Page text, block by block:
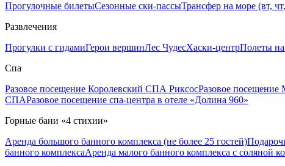
Прогулочные билетыСезонные ски-пассыТрансфер на море (вт,
Развлечения
Прогулки с гидамиГерои вершинЛес ЧудесХаски-центрПолеты
Спа
Разовое посещение Королевский СПА РиксосРазовое
СПАРазовое посещение спа-центра в отеле «Долина 960»
Горные бани «4 стихии»
Аренда большого банного комплекса (не более 25 гостей)
банного комплексаАренда малого банного комплекса с соляной